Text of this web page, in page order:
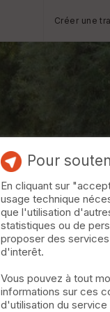
Créer une
Pour
En cliquant sur
usage technique
que l'utilisation
statistiques ou de
proposer des
d'interêt.
Vous pouvez à tout
informations sur ces
d'utilisation du service